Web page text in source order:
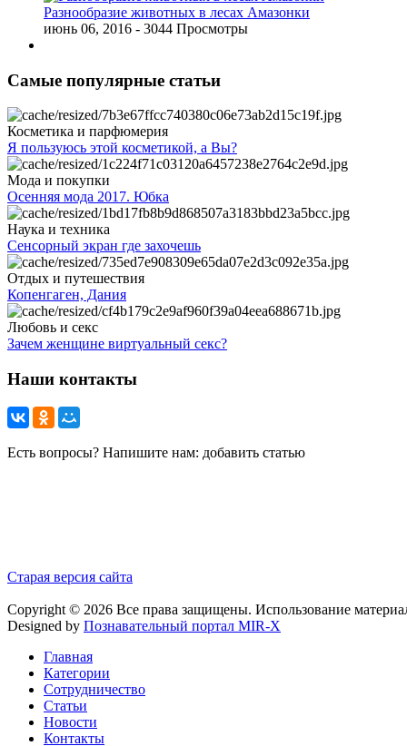
Разнообразие животных в лесах Амазонки
июнь 06, 2016 - 3044 Просмотры
Самые популярные статьи
Косметика и парфюмерия
Я пользуюсь этой косметикой, а Вы?
Мода и покупки
Осенняя мода 2017. Юбка
Наука и техника
Сенсорный экран где захочешь
Отдых и путешествия
Копенгаген, Дания
Любовь и секс
Зачем женщине виртуальный секс?
Наши контакты
Есть вопросы? Напишите нам: добавить статью
Старая версия сайта
Copyright © 2026 Все права защищены. Использование
Designed by Познавательный портал MIR-X
Главная
Категории
Сотрудничество
Статьи
Новости
Контакты